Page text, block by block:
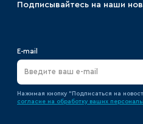
Подписывайтесь на наши
E-mail
Нажимая кнопку “Подписаться на
согласие на обработку ваших